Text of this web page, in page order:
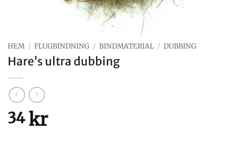
HEM / FLUGBINDNING / BINDMATERIAL / DUBBING
Hare’s ultra dubbing
34kr